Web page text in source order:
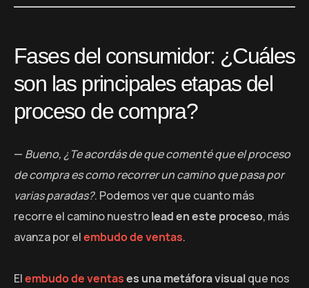
Fases del consumidor: ¿Cuáles
son las principales etapas del
proceso de compra?
— Bueno, ¿Te acordás de que comenté que el proceso
de compra es como recorrer un camino que pasa por
varias paradas?. Podemos ver que cuanto más
recorre el camino nuestrolead en este proceso, más
avanza por elembudo de ventas.
Elembudo de ventases una metáfora visualque nos